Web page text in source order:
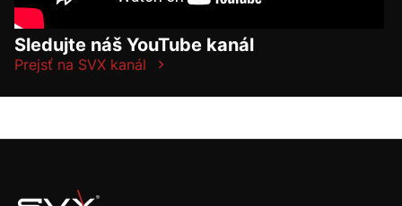
Sledujte náš YouTube kanál
Prejsť na SVX kanál